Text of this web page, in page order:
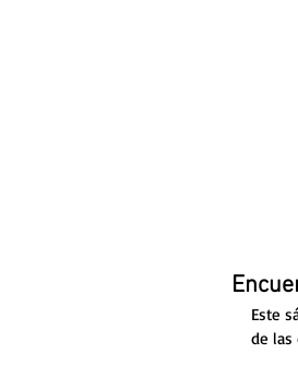
Este
de las